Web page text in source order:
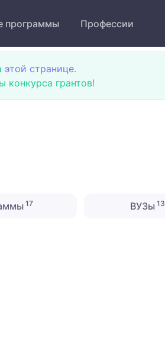
программы Профессии
этой странице.
конкурса грантов!
17 ВУЗы13